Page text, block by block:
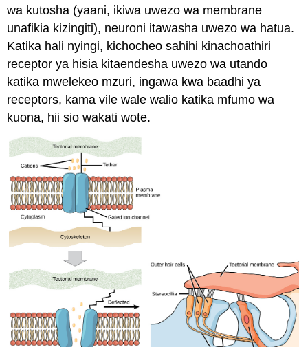
wa kutosha (yaani, ikiwa uwezo wa membrane
unafikia kizingiti), neuroni itawasha uwezo wa hatua.
Katika hali nyingi, kichocheo sahihi kinachoathiri
receptor ya hisia kitaendesha uwezo wa utando
katika mwelekeo mzuri, ingawa kwa baadhi ya
receptors, kama vile wale walio katika mfumo wa
kuona, hii sio wakati wote.